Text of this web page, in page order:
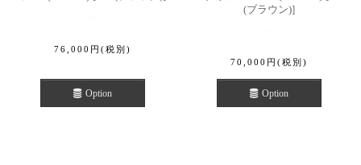
76,000 円 (税別)
Option
(ブラウン)]
70,000 円 (税別)
Option